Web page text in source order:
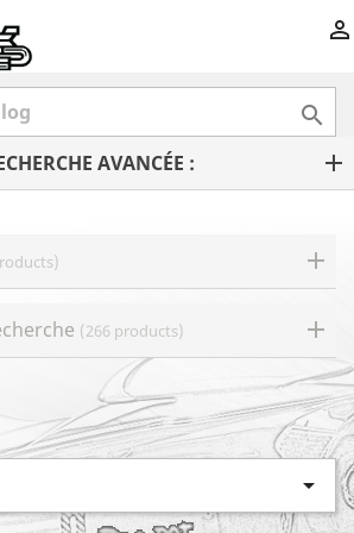


AVANCÉE :
(266 products)
